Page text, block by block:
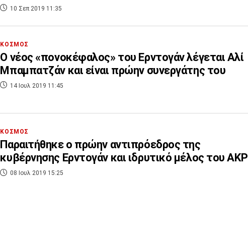
10 Σεπ 2019 11:35
ΚΟΣΜΟΣ
Ο νέος «πονοκέφαλος» του Ερντογάν λέγεται Αλί
Μπαμπατζάν και είναι πρώην συνεργάτης του
14 Ιουλ 2019 11:45
ΚΟΣΜΟΣ
Παραιτήθηκε ο πρώην αντιπρόεδρος της
κυβέρνησης Ερντογάν και ιδρυτικό μέλος του AKP
08 Ιουλ 2019 15:25